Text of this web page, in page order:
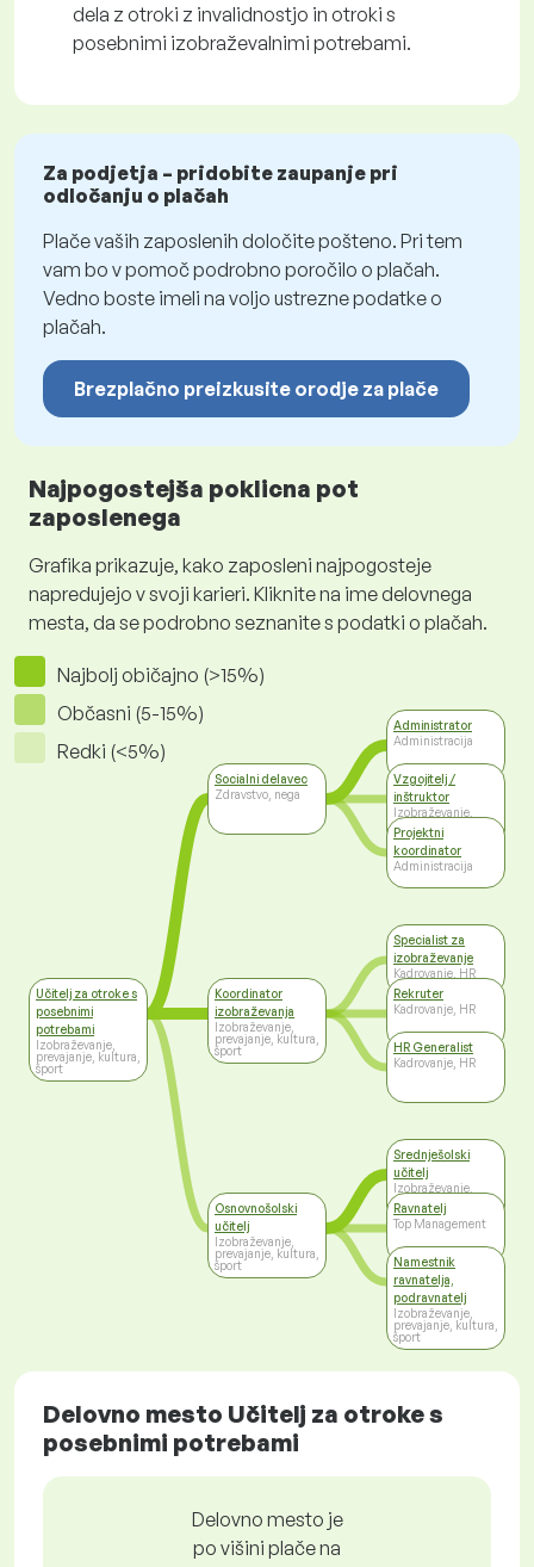
dela z otroki z invalidnostjo in otroki s
posebnimi izobraževalnimi potrebami.
Za podjetja – pridobite zaupanje pri
odločanju o plačah
Plače vaših zaposlenih določite pošteno. Pri tem
vam bo v pomoč podrobno poročilo o plačah.
Vedno boste imeli na voljo ustrezne podatke o
plačah.
Brezplačno preizkusite orodje za plače
Najpogostejša poklicna pot
zaposlenega
Grafika prikazuje, kako zaposleni najpogosteje
napredujejo v svoji karieri. Kliknite na ime delovnega
mesta, da se podrobno seznanite s podatki o plačah.
Najbolj običajno (>15%)
Občasni (5-15%)
Redki (<5%)
Učitelj za otroke s
posebnimi
potrebami
Izobraževanje,
prevajanje, kultura,
šport
Socialni delavec
Zdravstvo, nega
Koordinator
izobraževanja
Izobraževanje,
prevajanje, kultura,
šport
Osnovnošolski
učitelj
Izobraževanje,
prevajanje, kultura,
šport
Administrator
Administracija
Vzgojitelj /
inštruktor
Izobraževanje,
prevajanje, kultura,
šport
Projektni
koordinator
Administracija
Specialist za
izobraževanje
Kadrovanje, HR
Rekruter
Kadrovanje, HR
HR Generalist
Kadrovanje, HR
Srednješolski
učitelj
Izobraževanje,
prevajanje, kultura,
šport
Ravnatelj
Top Management
Namestnik
ravnatelja,
podravnatelj
Izobraževanje,
prevajanje, kultura,
šport
Delovno mesto Učitelj za otroke s
posebnimi potrebami
Delovno mesto je
po višini plače na